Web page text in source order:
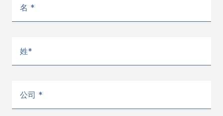
名 *
姓*
公司 *